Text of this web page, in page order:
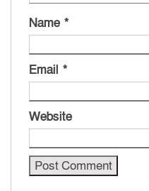
Name *
Email *
Website